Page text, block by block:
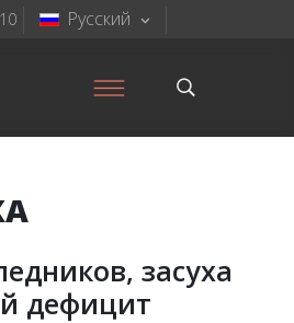
Русский
засуха
дефицит